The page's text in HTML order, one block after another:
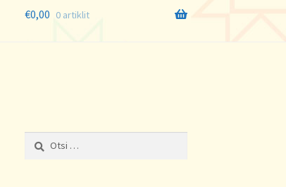
€0,00 0 artiklit
Otsi: